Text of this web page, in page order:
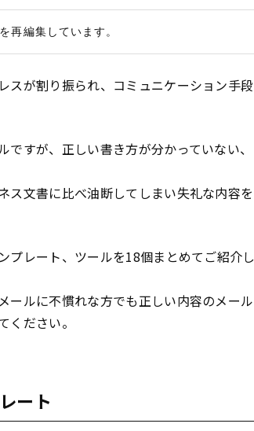
スが割り振られ、コミュニケーション手段
すが、正しい書き方が分かっていない、
ス文書に比べ油断してしまい失礼な内容を
プレート、ツールを18個まとめてご紹介し
ールに不慣れな方でも正しい内容のメール
ださい。
ート